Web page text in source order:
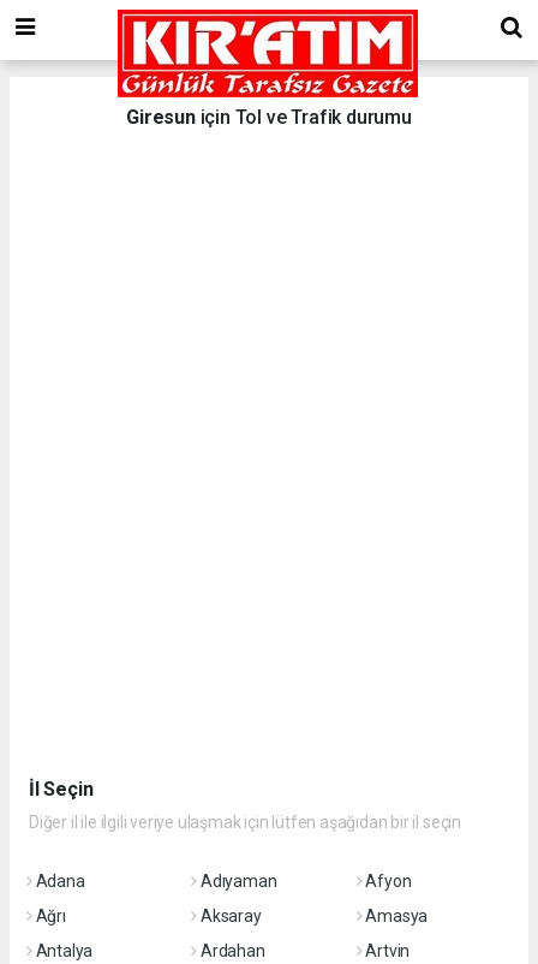
Giresun için Tol ve Trafik durumu
İl Seçin
Diğer il ile ilgili veriye ulaşmak için lütfen aşağıdan bir il seçin
Adana Adıyaman
Afyon
Ağrı
Aksaray
Amasya
Antalya
Ardahan
Artvin